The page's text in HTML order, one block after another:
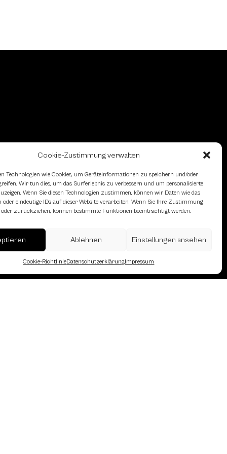
Cookie-Zustimmung verwalten
Technologien wie Cookies, um Geräteinformationen zu speichern und/oder
Wir tun dies, um das Surferlebnis zu verbessern und um personalisierte
Wenn Sie diesen Technologien zustimmen, können wir Daten wie das
oder eindeutige IDs auf dieser Website verarbeiten. Wenn Sie Ihre Zustimmung
zurückziehen, können bestimmte Funktionen beeinträchtigt werden.
Ablehnen Einstellungen ansehen
Cookie-RichtlinieDatenschutzerklärungImpressum
des Österreichischen